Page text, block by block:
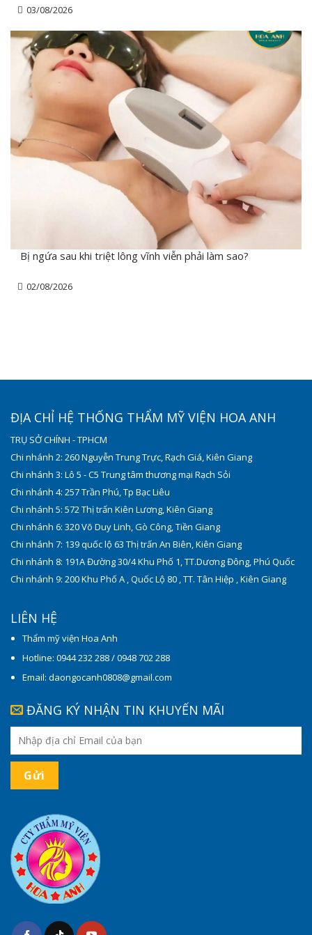
03/08/2026
Bị ngứa sau khi triệt lông vĩnh viễn phải làm sao?
02/08/2026
ĐỊA CHỈ HỆ THỐNG THẨM MỸ VIỆN HOA ANH
TRỤ SỞ CHÍNH - TPHCM
Chi nhánh 2: 260 Nguyễn Trung Trực, Rạch Giá, Kiên Giang
Chi nhánh 3: Lô 5 - C5 Trung tâm thương mại Rạch Sỏi
Chi nhánh 4: 257 Trần Phú, Tp Bạc Liêu
Chi nhánh 5: 572 Thị trấn Kiên Lương, Kiên Giang
Chi nhánh 6: 320 Võ Duy Linh, Gò Công, Tiền Giang
Chi nhánh 7: 139 quốc lộ 63 Thị trấn An Biên, Kiên Giang
Chi nhánh 8: 191A Đường 30/4 Khu Phố 1, TT.Dương Đông, Phú Quốc
Chi nhánh 9: 200 Khu Phố A , Quốc Lộ 80 , TT. Tân Hiệp , Kiên Giang
LIÊN HỆ
Thẩm mỹ viện Hoa Anh
Hotline: 0944 232 288 / 0948 702 288
Email: daongocanh0808@gmail.com
ĐĂNG KÝ NHẬN TIN KHUYẾN MÃI